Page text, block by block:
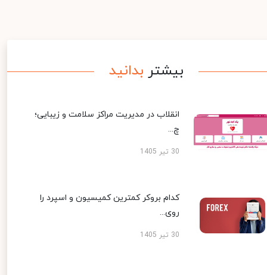
بیشتر بدانید
انقلاب در مدیریت مراکز سلامت و زیبایی؛
چ...
30 تیر 1405
کدام بروکر کمترین کمیسیون و اسپرد را
روی...
30 تیر 1405